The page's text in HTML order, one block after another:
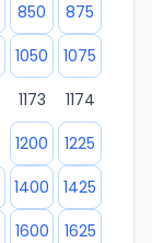
850
875
1050
1075
1173
1174
1200
1225
1400
1425
1600
1625